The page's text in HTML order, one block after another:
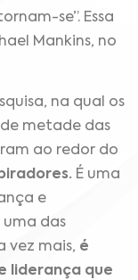
se”. Essa
Mankins, no
na qual os
metade das
ao redor do
É uma
e
uma das
vez mais, é
liderança que